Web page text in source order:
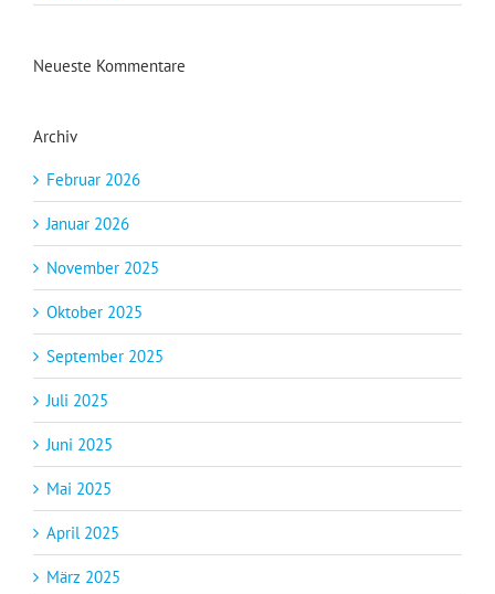
Neueste Kommentare
Archiv
Februar 2026
Januar 2026
November 2025
Oktober 2025
September 2025
Juli 2025
Juni 2025
Mai 2025
April 2025
März 2025